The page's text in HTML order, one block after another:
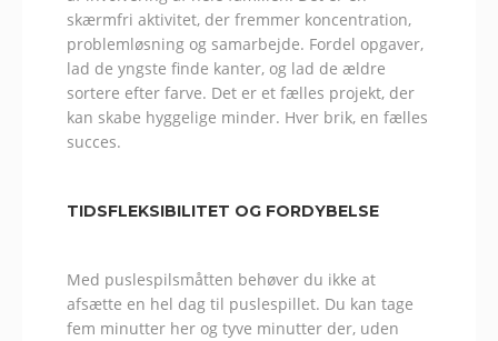
skærmfri aktivitet, der fremmer koncentration,
problemløsning og samarbejde. Fordel opgaver,
lad de yngste finde kanter, og lad de ældre
sortere efter farve. Det er et fælles projekt, der
kan skabe hyggelige minder. Hver brik, en fælles
succes.
TIDSFLEKSIBILITET OG FORDYBELSE
Med puslespilsmåtten behøver du ikke at
afsætte en hel dag til puslespillet. Du kan tage
fem minutter her og tyve minutter der, uden